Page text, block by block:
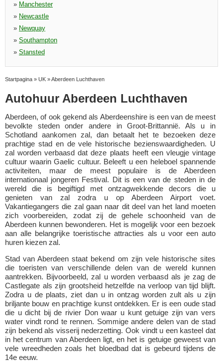
» Manchester
» Newcastle
» Newquay
» Southampton
» Stansted
Startpagina » UK »Aberdeen Luchthaven
Autohuur Aberdeen Luchthaven
Aberdeen, of ook gekend als Aberdeenshire is een van de meest
bevolkte steden onder andere in Groot-Brittannië. Als u in
Schotland aankomen zal, dan betaalt het te bezoeken deze
prachtige stad en de vele historische bezienswaardigheden. U
zal worden verbaasd dat deze plaats heeft een vleugje vintage
cultuur waarin Gaelic cultuur. Beleeft u een heleboel spannende
activiteiten, maar de meest populaire is de Aberdeen
internationaal jongeren Festival. Dit is een van de steden in de
wereld die is begiftigd met ontzagwekkende decors die u
genieten van zal zodra u op Aberdeen Airport voet.
Vakantiegangers die zal gaan naar dit deel van het land moeten
zich voorbereiden, zodat zij de gehele schoonheid van de
Aberdeen kunnen bewonderen. Het is mogelijk voor een bezoek
aan alle belangrijke toeristische attracties als u voor een auto
huren kiezen zal.
Stad van Aberdeen staat bekend om zijn vele historische sites
die toeristen van verschillende delen van de wereld kunnen
aantrekken. Bijvoorbeeld, zal u worden verbaasd als je zag de
Castlegate als zijn grootsheid hetzelfde na verloop van tijd blijft.
Zodra u de plaats, ziet dan u in ontzag worden zult als u zijn
briljante bouw en prachtige kunst ontdekken. Er is een oude stad
die u dicht bij de rivier Don waar u kunt getuige zijn van vers
water vindt rond te rennen. Sommige andere delen van de stad
zijn bekend als visserij nederzetting. Ook vindt u een kasteel dat
in het centrum van Aberdeen ligt, en het is getuige geweest van
vele wreedheden zoals het bloedbad dat is gebeurd tijdens de
14e eeuw.